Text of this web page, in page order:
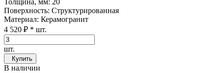
Толщина, мм: 20
Поверхность: Структурированная
Материал: Керамогранит
4 520 ₽ * шт.
шт.
Купить
В наличии